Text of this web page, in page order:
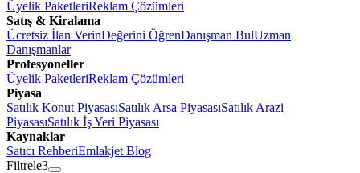
Üyelik PaketleriReklam Çözümleri
Satış & Kiralama
Ücretsiz İlan VerinDeğerini ÖğrenDanışman BulUzman
Danışmanlar
Profesyoneller
Üyelik PaketleriReklam Çözümleri
Piyasa
Satılık Konut PiyasasıSatılık Arsa PiyasasıSatılık Arazi
PiyasasıSatılık İş Yeri Piyasası
Kaynaklar
Satıcı RehberiEmlakjet Blog
Filtrele3